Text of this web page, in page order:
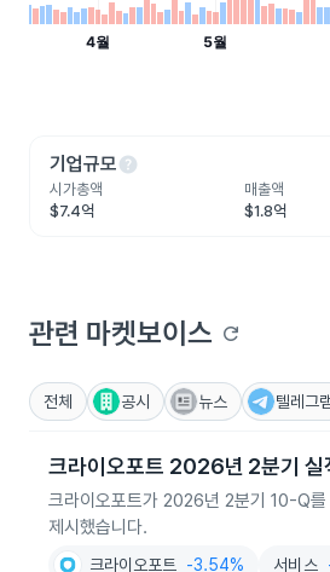
기업규모help
시가총액
$7.4억
매출액
$1.8억
관련 마켓보이스 refresh
전체 공시 뉴스 텔레그
크라이오포트 2026년 2분기 실
크라이오포트가 2026년 2분기 10-Q
제시했습니다.
크라이오포트 -3.54% 서비스